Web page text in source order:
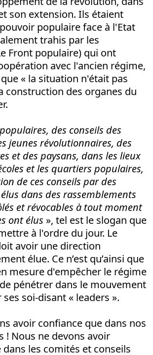
son extension. Ils étaient
populaire face à l'Etat
trahis par les
Front populaire) qui ont
avec l'ancien régime,
« la situation n'était pas
construction des organes du
des conseils des
jeunes révolutionnaires, des
et des paysans, dans les lieux
et les quartiers populaires,
de ces conseils par des
dans des rassemblements
et révocables à tout moment
ont élus », tel est le slogan que
à l'ordre du jour. Le
avoir une direction
élue. Ce n’est qu’ainsi que
mesure d'empêcher le régime
pénétrer dans le mouvement
ses soi-disant « leaders ».
avoir confiance que dans nos
! Nous ne devons avoir
les comités et conseils